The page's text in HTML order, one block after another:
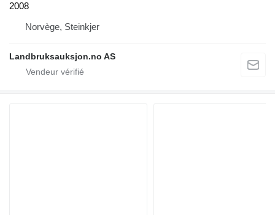
2008
Norvège, Steinkjer
Landbruksauksjon.no AS